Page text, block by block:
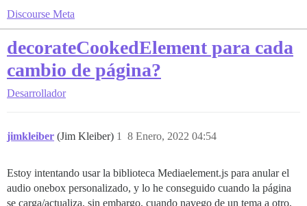
Discourse Meta
decorateCookedElement para cada
cambio de página?
Desarrollador
jimkleiber (Jim Kleiber) 8 Enero, 2022 04:54
1
Estoy intentando usar la biblioteca Mediaelement.js para anular el
audio onebox personalizado, y lo he conseguido cuando la página
se carga/actualiza, sin embargo, cuando navego de un tema a otro,